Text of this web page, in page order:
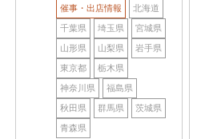
催事・出店情報 北海道
千葉県 埼玉県 宮城県
山形県 山梨県 岩手県
東京都 栃木県
神奈川県 福島県
秋田県 群馬県 茨城県
青森県